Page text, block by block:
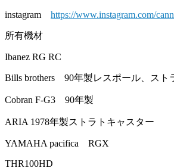
instagram https://www.instagram.com/
所有機材
Ibanez RG RC
Bills brothers 90年製レスポール、スト
Cobran F-G3 90年製
ARIA 1978年製ストラトキャスター
YAMAHA pacifica RGX
THR100HD